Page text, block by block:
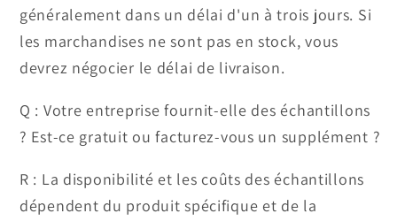
généralement dans un délai d'un à trois jours. Si
les marchandises ne sont pas en stock, vous
devrez négocier le délai de livraison.
Q : Votre entreprise fournit-elle des échantillons
? Est-ce gratuit ou facturez-vous un supplément ?
R : La disponibilité et les coûts des échantillons
dépendent du produit spécifique et de la